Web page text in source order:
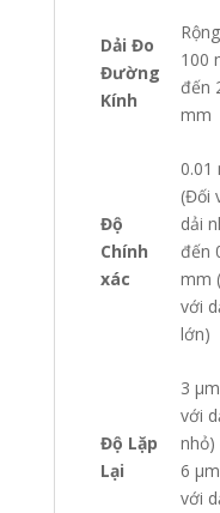
Dải Đo
Đường
Kính
100
đến
mm
Độ
Chính
xác
0.01
(Đối
dải
đến
mm
với
lớn)
Độ Lặp
Lại
3
với
nhỏ)
6
với